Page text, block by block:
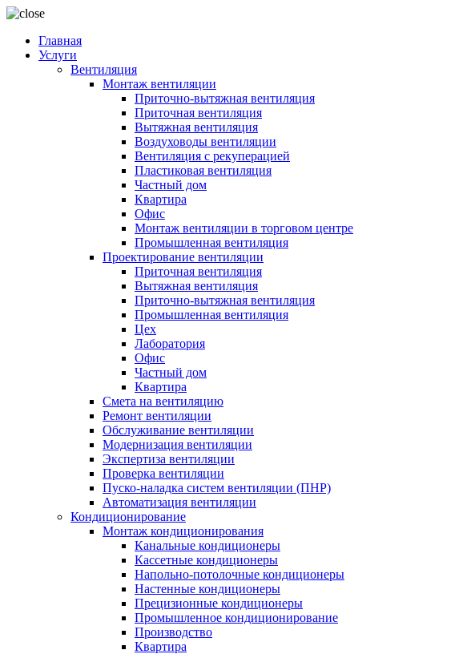
Главная
Услуги
Вентиляция
Монтаж вентиляции
Приточно-вытяжная вентиляция
Приточная вентиляция
Вытяжная вентиляция
Воздуховоды вентиляции
Вентиляция с рекуперацией
Пластиковая вентиляция
Частный дом
Квартира
Офис
Монтаж вентиляции в торговом центре
Промышленная вентиляция
Проектирование вентиляции
Приточная вентиляция
Вытяжная вентиляция
Приточно-вытяжная вентиляция
Промышленная вентиляция
Цех
Лаборатория
Офис
Частный дом
Квартира
Смета на вентиляцию
Ремонт вентиляции
Обслуживание вентиляции
Модернизация вентиляции
Экспертиза вентиляции
Проверка вентиляции
Пуско-наладка систем вентиляции (ПНР)
Автоматизация вентиляции
Кондиционирование
Монтаж кондиционирования
Канальные кондиционеры
Кассетные кондиционеры
Напольно-потолочные кондиционеры
Настенные кондиционеры
Прецизионные кондиционеры
Промышленное кондиционирование
Производство
Квартира